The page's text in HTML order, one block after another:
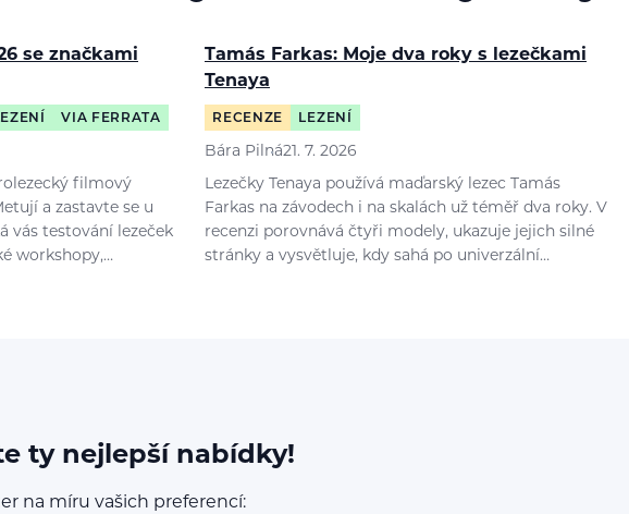
se značkami
VIA FERRATA
filmový
a zastavte se u
vás testování lezeček
workshopy,…
Tamás Farkas: Moje dva roky s lezečkami
Tenaya
RECENZE LEZENÍ
Bára Pilná21. 7. 2026
Lezečky Tenaya používá maďarský lezec Tamás
Farkas na závodech i na skalách už téměř dva roky. V
recenzi porovnává čtyři modely, ukazuje jejich silné
stránky a vysvětluje, kdy sahá po univerzální…
ty nejlepší nabídky!
na míru vašich preferencí: